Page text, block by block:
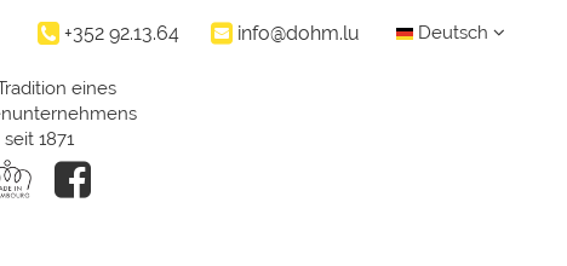
+352 92.13.64 info@dohm.lu Deutsch
eines
seit 1871